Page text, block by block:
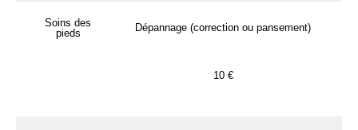
Soins des
pieds
Dépannage (correction ou pansement)
10 €